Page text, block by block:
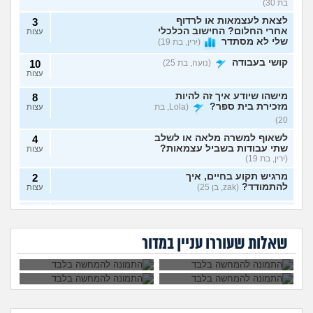
בת 30)
לצאת לעצמאות או לרדוף
אחרי החלום? החישוב הכלכלי
שלי לא מסתדר
(ירין, בת 19)
3
עצות
קושי בעבודה (נועה, בת 25) 10
עצות
מישהו שיודע איך זה להיות
מזכירת בית ספר?
(Lola, בת
20)
8
עצות
לשאוף למשרה מלאה או לשלב
שתי עבודות בשביל עצמאות?
(ירין, בת 19)
4
עצות
מרגיש תקוע בחיים, איך
להתמודד? (zak, בן 25)
2
עצות
איך לעשות כסף מתמונות של
בלי שיגלו אותי?
(אליס, בת
20)
7
ניסיתי כמעט הכול בקשר
לעבודה סלאש לימודים
מרגישה שאין עתיד (אנונימית, בת
עצות
שאלות שעוררו עניין במדור
יכולים לפטר אותי כי
בקפה לאחד
העובדים?
הגשתי ציפיית שכר
לי יותר ניסיון, למה
הוא מקבל שכר גבוה
יותר?
אני מעצבת גרפית,
האם AI באמת יקח לי
את העבודה בסוף?
ללכת להפגין? זה
בעתיד?